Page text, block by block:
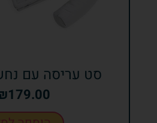
סט עריסה עם
179.00